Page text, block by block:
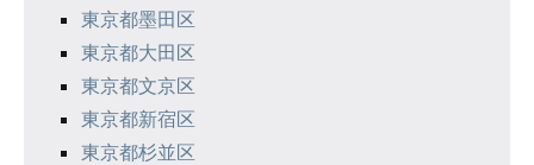
東京都墨田区
東京都大田区
東京都文京区
東京都新宿区
東京都杉並区